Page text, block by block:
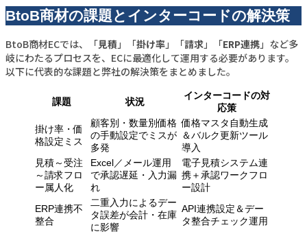
BtoB商材の課題とインターコードの解決策
BtoB商材ECでは、「見積」「掛け率」「請求」「ERP連携」など多
岐にわたるプロセスを、ECに最適化して運用する必要があります。
以下に代表的な課題と弊社の解決策をまとめました。
課題 状況
インターコードの対
応策
掛け率・価
格設定ミス
顧客別・数量別価格
の手動設定でミスが
多発
価格マスタ自動生成
＆バルク更新ツール
導入
見積～受注
～請求フロ
ー属人化
Excel／メール運用
で承認遅延・入力漏
れ
電子見積システム連
携＋承認ワークフロ
ー設計
ERP連携不
整合
二重入力によるデー
タ誤差が会計・在庫
に影響
API連携設定＆デー
タ整合チェック運用